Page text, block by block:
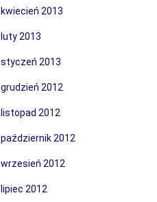
kwiecień 2013
luty 2013
styczeń 2013
grudzień 2012
listopad 2012
październik 2012
wrzesień 2012
lipiec 2012